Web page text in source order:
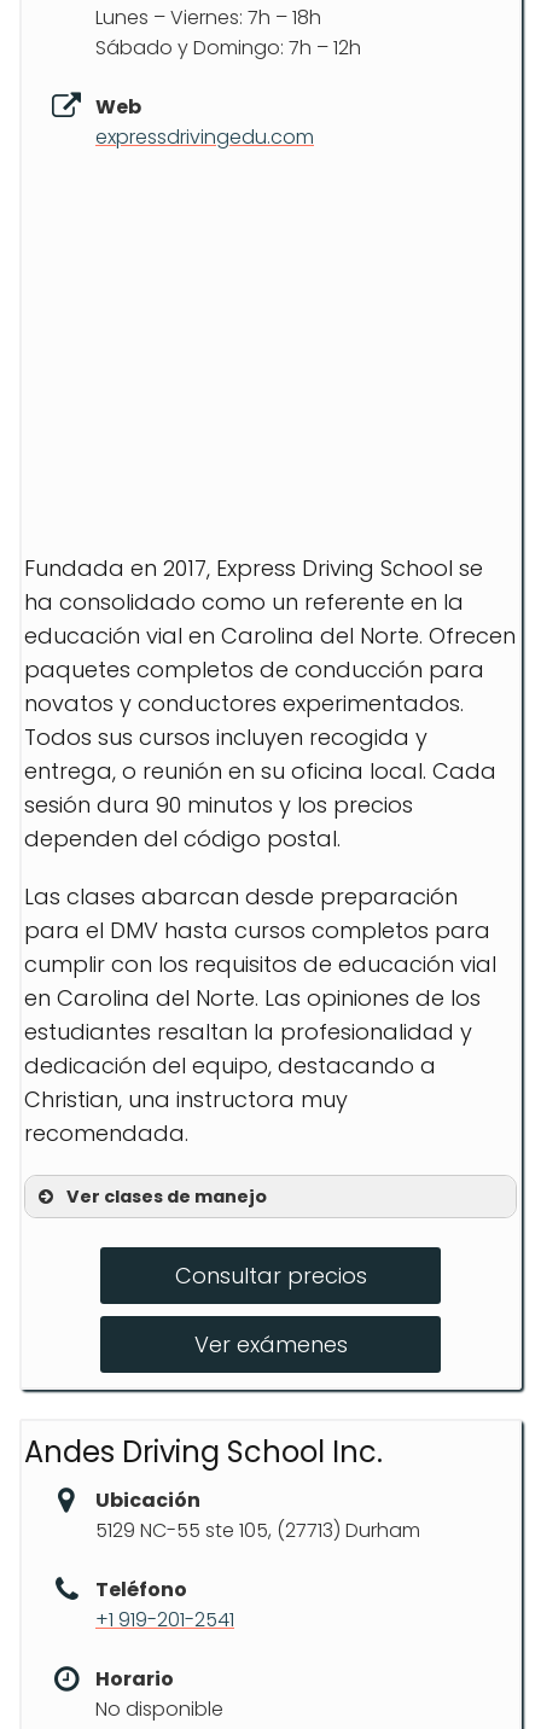
Lunes – Viernes: 7h – 18h
Sábado y Domingo: 7h – 12h
Web
expressdrivingedu.com
Fundada en 2017, Express Driving School se
ha consolidado como un referente en la
educación vial en Carolina del Norte. Ofrecen
paquetes completos de conducción para
novatos y conductores experimentados.
Todos sus cursos incluyen recogida y
entrega, o reunión en su oficina local. Cada
sesión dura 90 minutos y los precios
dependen del código postal.
Las clases abarcan desde preparación
para el DMV hasta cursos completos para
cumplir con los requisitos de educación vial
en Carolina del Norte. Las opiniones de los
estudiantes resaltan la profesionalidad y
dedicación del equipo, destacando a
Christian, una instructora muy
recomendada.
Ver clases de manejo
Curso 6 horas: Para adolescentes
Curso 9 horas: Completo
Curso 12 horas: Extendido
Consultar precios
Ver exámenes
Andes Driving School Inc.
Ubicación
5129 NC-55 ste 105, (27713) Durham
Teléfono
+1 919-201-2541
Horario
No disponible